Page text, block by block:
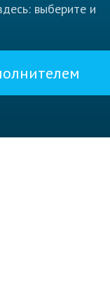
выберите и